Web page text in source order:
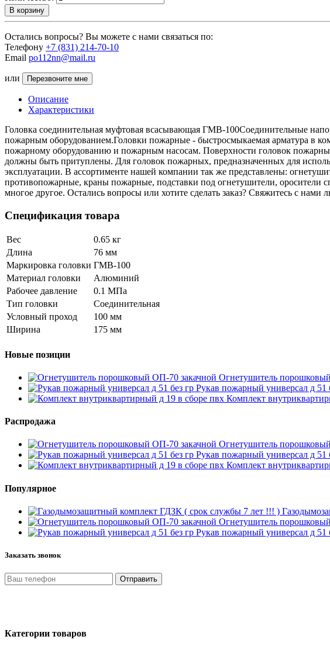
В корзину
Остались вопросы? Вы можете с нами связаться по:
Телефону +7 (831) 214-70-10
Email po112nn@mail.ru
или Перезвоните мне
Описание
Характеристики
Головка соединительная муфтовая всасывающая ГМВ-100Соединительные
пожарным оборудованием.Головки пожарные - быстросмыкаемая арматура в
пожарному оборудованию и пожарным насосам. Поверхности головок
должны быть притуплены. Для головок пожарных, предназначенных для
эксплуатации. В ассортименте нашей компании так же представлены:
противопожарные, краны пожарные, подставки под огнетушители,
многое другое. Остались вопросы или хотите сделать заказ? Свяжитесь с
Спецификация товара
Вес
0.65 кг
Длина
76 мм
Маркировка головки ГМВ-100
Материал головки
Алюминий
Рабочее давление
0.1 МПа
Тип головки
Соединительная
Условный проход
100 мм
Ширина
175 мм
Новые позиции
Огнетушитель
Рукав пожарный универсал д 51
Комплект
Распродажа
Огнетушитель
Рукав пожарный универсал д 51
Комплект
Популярное
Огнетушитель
Рукав пожарный универсал д 51
Заказать звонок
Отправить
Категории товаров